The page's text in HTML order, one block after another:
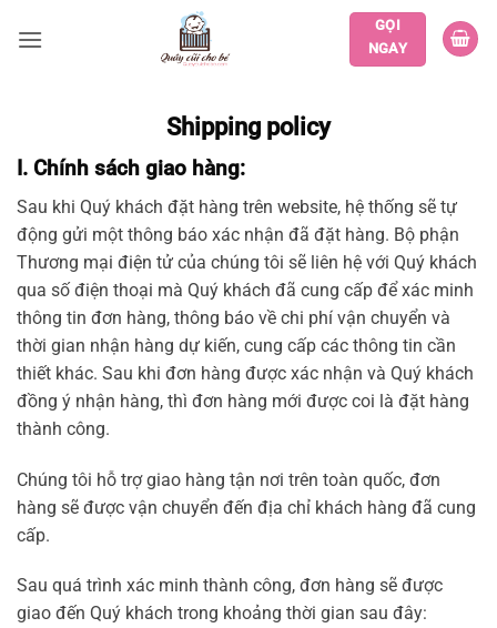
qua
GỌI
NGAY
Shipping policy
I. Chính sách giao hàng:
Sau khi Quý khách đặt hàng trên website, hệ thống sẽ tự
động gửi một thông báo xác nhận đã đặt hàng. Bộ phận
Thương mại điện tử của chúng tôi sẽ liên hệ với Quý khách
qua số điện thoại mà Quý khách đã cung cấp để xác minh
thông tin đơn hàng, thông báo về chi phí vận chuyển và
thời gian nhận hàng dự kiến, cung cấp các thông tin cần
thiết khác. Sau khi đơn hàng được xác nhận và Quý khách
đồng ý nhận hàng, thì đơn hàng mới được coi là đặt hàng
thành công.
Chúng tôi hỗ trợ giao hàng tận nơi trên toàn quốc, đơn
hàng sẽ được vận chuyển đến địa chỉ khách hàng đã cung
cấp.
Sau quá trình xác minh thành công, đơn hàng sẽ được
giao đến Quý khách trong khoảng thời gian sau đây: